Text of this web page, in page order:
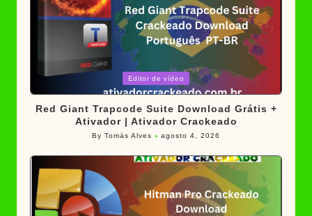
Posted
in
Editor de vídeo
Red Giant Trapcode Suite Download Grátis +
Ativador | Ativador Crackeado
Posted
ByTomás Alves agosto 4, 2026